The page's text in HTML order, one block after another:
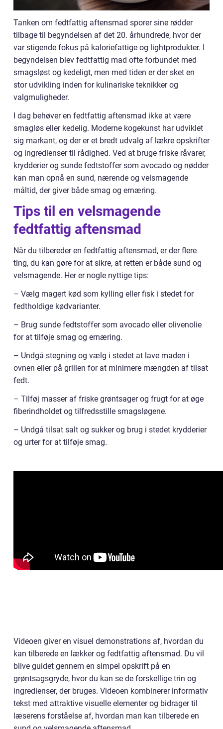
Tanken om fedtfattig aftensmad sporer sine rødder
tilbage til begyndelsen af det 20. århundrede, hvor der
var stigende fokus på kaloriefattige og lightprodukter. I
begyndelsen blev fedtfattig mad ofte forbundet med
smagsløst og kedeligt, men med tiden er der sket en
stor udvikling inden for kulinariske teknikker og
valgmuligheder.
I dag behøver en fedtfattig aftensmad ikke at være
smagløs eller kedelig. Moderne kogekunst har udviklet
sig markant, og der er et bredt udvalg af lækre opskrifter
og ingredienser til rådighed. Ved at bruge friske råvarer,
krydderier og sunde fedtstoffer som avocado og nødder
kan man opnå en sund, nærende og velsmagende
måltid, der giver både smag og ernæring.
Tips til en velsmagende
fedtfattig aftensmad
Når du tilbereder en fedtfattig aftensmad, er der flere
ting, du kan gøre for at sikre, at retten er både sund og
velsmagende. Her er nogle nyttige tips:
– Vælg magert kød som kylling eller fisk i stedet for
fedtholdige kødvarianter.
– Brug sunde fedtstoffer som avocado eller olivenolie
for at tilføje smag og ernæring.
– Undgå stegning og vælg i stedet at lave maden i
ovnen eller på grillen for at minimere mængden af tilsat
fedt.
– Tilføj masser af friske grøntsager og frugt for at øge
fiberindholdet og tilfredsstille smagsløgene.
– Undgå tilsat salt og sukker og brug i stedet krydderier
og urter for at tilføje smag.
Videoen giver en visuel demonstrations af, hvordan du
kan tilberede en lækker og fedtfattig aftensmad. Du vil
blive guidet gennem en simpel opskrift på en
grøntsagsgryde, hvor du kan se de forskellige trin og
ingredienser, der bruges. Videoen kombinerer informativ
tekst med attraktive visuelle elementer og bidrager til
læserens forståelse af, hvordan man kan tilberede en